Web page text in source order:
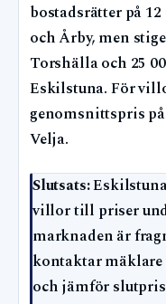
bostadsrätter på
och Årby, men
Torshälla och 25
Eskilstuna. För
genomsnittspris
Velja.
Slutsats:
villor till priser
marknaden är
kontaktar
och jämför